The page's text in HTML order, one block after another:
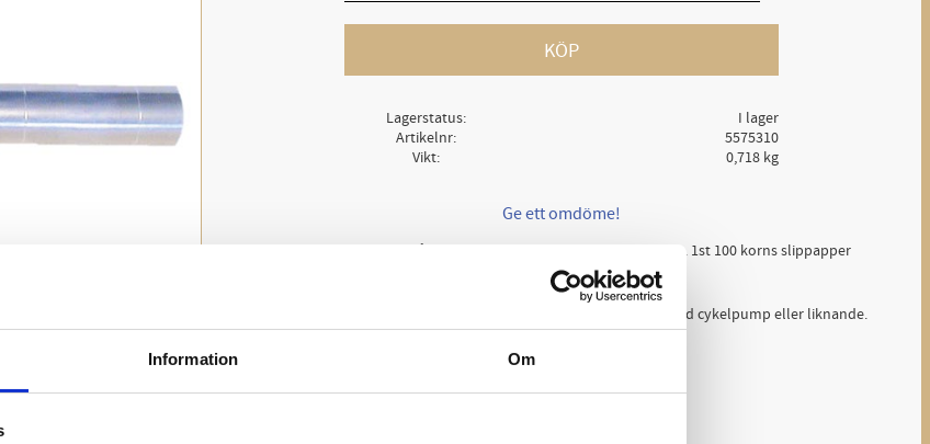
Information Om
KÖP
Lagerstatus
I lager
Artikelnr
5575310
Vikt
0,718 kg
Ge ett omdöme!
Adapter att fästa på skruvdragaren för putsning av hovarna. 1st 100 korns slippapper
Slippappret sitter på en uppblåsbar bälg, som kan fyllas med cykelpump eller liknande.